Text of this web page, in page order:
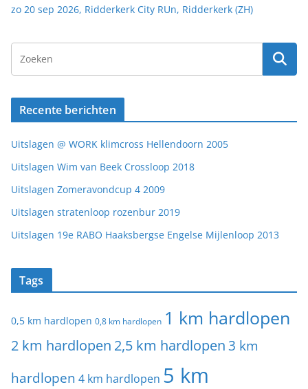
zo 20 sep 2026, Ridderkerk City RUn, Ridderkerk (ZH)
Recente berichten
Uitslagen @ WORK klimcross Hellendoorn 2005
Uitslagen Wim van Beek Crossloop 2018
Uitslagen Zomeravondcup 4 2009
Uitslagen stratenloop rozenbur 2019
Uitslagen 19e RABO Haaksbergse Engelse Mijlenloop 2013
Tags
0,5 km hardlopen 0,8 km hardlopen 1 km hardlopen
2 km hardlopen 2,5 km hardlopen 3 km
hardlopen 4 km hardlopen 5 km